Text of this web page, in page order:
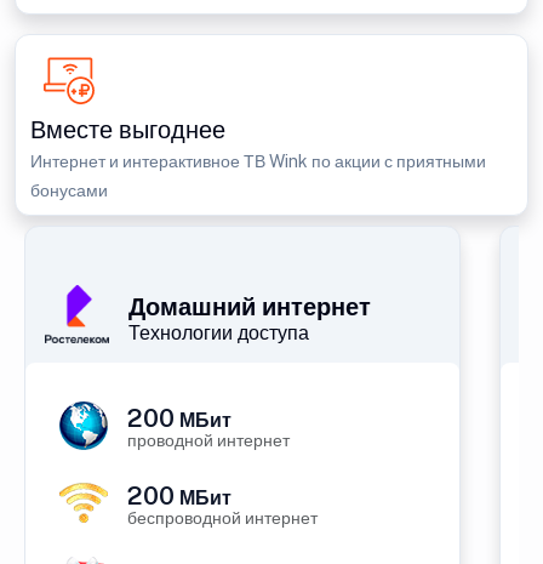
Вместе выгоднее
Интернет и интерактивное ТВ Wink по акции с приятными
бонусами
Домашний интернет
Технологии доступа
200 МБит
проводной интернет
200 МБит
беспроводной интернет